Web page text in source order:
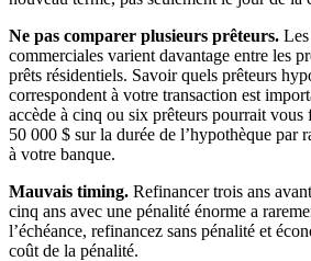
Ne pas comparer plusieurs prêteurs.
commerciales varient davantage entre les
prêts résidentiels. Savoir quels prêteurs
correspondent à votre transaction est
accède à cinq ou six prêteurs pourrait vous
50 000 $ sur la durée de l’hypothèque par
à votre banque.
Mauvais timing. Refinancer trois ans
cinq ans avec une pénalité énorme a
l’échéance, refinancez sans pénalité et
coût de la pénalité.